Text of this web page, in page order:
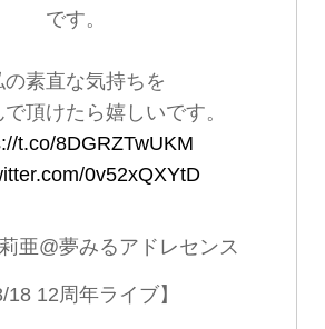
です。
の素直な気持ちを
頂けたら嬉しいです。
t.co/8DGRZTwUKM
0v52xQXYtD
亜@夢みるアドレセンス
18 12周年ライブ】